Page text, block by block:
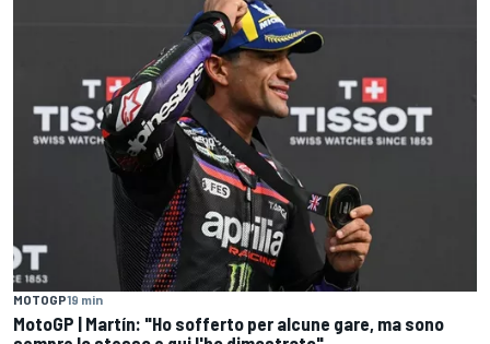
MOTOGP19 min
MotoGP | Martín: "Ho sofferto per alcune gare, ma sono